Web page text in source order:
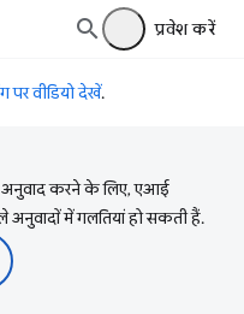
प्रवेश करें
पर वीडियो देखें.
अनुवाद करने के लिए, एआई
में गलतियां हो सकती हैं.